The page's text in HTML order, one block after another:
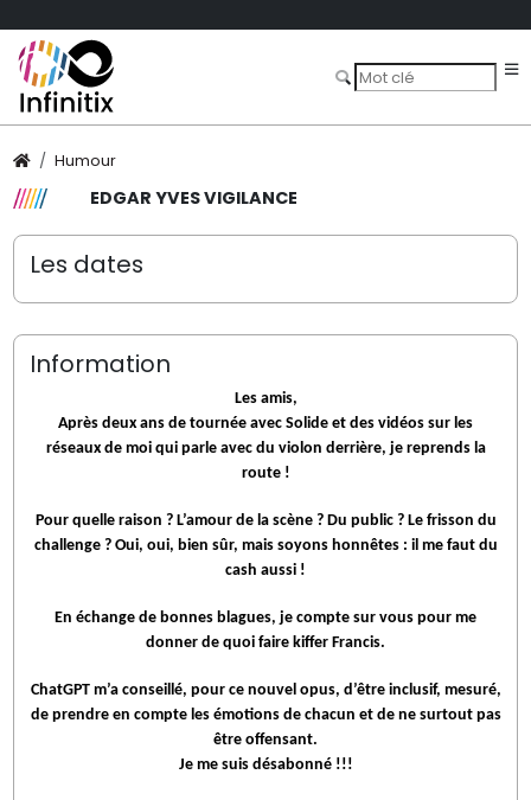
Humour
EDGAR YVES VIGILANCE
Les dates
Information
Les amis,
Après deux ans de tournée avec Solide et des vidéos sur les
réseaux de moi qui parle avec du violon derrière, je reprends la
route !
Pour quelle raison ? L’amour de la scène ? Du public ? Le frisson du
challenge ? Oui, oui, bien sûr, mais soyons honnêtes : il me faut du
cash aussi !
En échange de bonnes blagues, je compte sur vous pour me
donner de quoi faire kiffer Francis.
ChatGPT m’a conseillé, pour ce nouvel opus, d’être inclusif, mesuré,
de prendre en compte les émotions de chacun et de ne surtout pas
être offensant.
Je me suis désabonné !!!